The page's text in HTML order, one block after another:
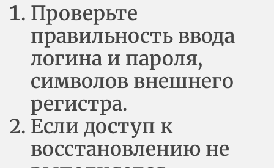
Проверьте
правильность ввода
логина и пароля,
символов внешнего
регистра.
Если доступ к
восстановлению не